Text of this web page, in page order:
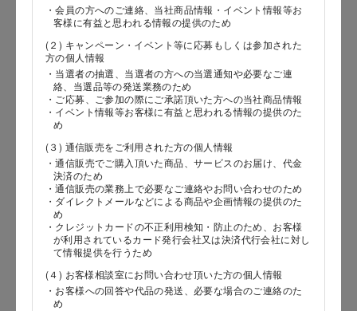
・会員の方へのご連絡、当社商品情報・イベント情報等お
客様に有益と思われる情報の提供のため
(２) キャンペーン・イベント等に応募もしくは参加された
方の個人情報
・当選者の抽選、当選者の方への当選通知や必要なご連
絡、当選品等の発送業務のため
・ご応募、ご参加の際にご承諾頂いた方への当社商品情報
・イベント情報等お客様に有益と思われる情報の提供のた
め
(３) 通信販売をご利用された方の個人情報
・通信販売でご購入頂いた商品、サービスのお届け、代金
決済のため
・通信販売の業務上で必要なご連絡やお問い合わせのため
・ダイレクトメールなどによる商品や企画情報の提供のた
め
・クレジットカードの不正利用検知・防止のため、お客様
が利用されているカード発行会社又は決済代行会社に対し
て情報提供を行うため
(４) お客様相談室にお問い合わせ頂いた方の個人情報
・お客様への回答や代品の発送、必要な場合のご連絡のた
め
お問い合わせ時氏名（カナ）
［セイ］
［メイ］
（全角で入力してください）
電話番号
メールアドレス
郵便番号